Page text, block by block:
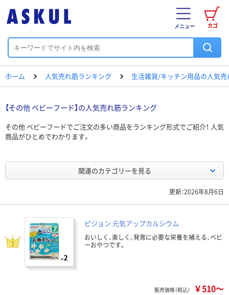
カゴ
メニュー
ホーム 人気売れ筋ランキング 生活雑貨/キッチン用品の人気
【その他 ベビーフード】の人気売れ筋ランキング
その他 ベビーフードでご注文の多い商品をランキング形式でご紹介！ 人気
商品がひとめでわかります。
関連のカテゴリーを見る
更新：2026年8月6日
ピジョン 元気アップカルシウム
おいしく、楽しく、発育に必要な栄養を補える、ベビ
ーおやつです。
販売価格（税込） ￥510～